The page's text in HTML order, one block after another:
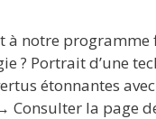
à notre programme
? Portrait d’une
étonnantes
Consulter la page